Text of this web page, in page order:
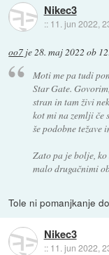
Nikec3
:: 11. jun 2022,
oo7 je 28. maj 2022 ob
Moti me pa tudi
Star Gate.
stran in tam živi
kot mi na zemlji če
še podobne težave
Zato pa je bolje, ko
malo drugačnimi
Tole ni pomanjkanje
Nikec3
:: 11. jun 2022,